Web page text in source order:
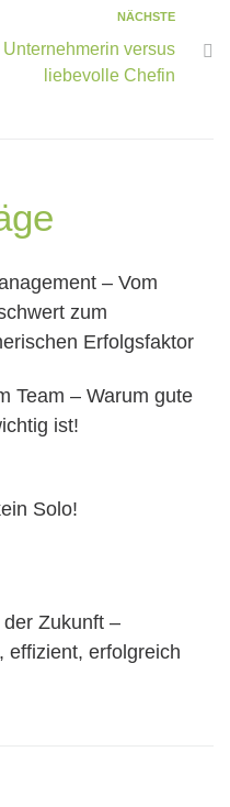
NÄCHSTE
versus
liebevolle Chefin
– Vom
zum
Erfolgsfaktor
Team – Warum gute
ist!
Solo!
Zukunft –
effizient, erfolgreich